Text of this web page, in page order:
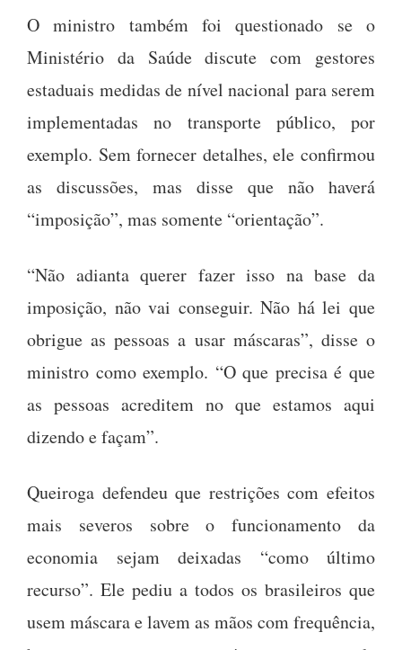
O ministro também foi questionado se o
Ministério da Saúde discute com gestores
estaduais medidas de nível nacional para serem
implementadas no transporte público, por
exemplo. Sem fornecer detalhes, ele confirmou
as discussões, mas disse que não haverá
“imposição”, mas somente “orientação”.
“Não adianta querer fazer isso na base da
imposição, não vai conseguir. Não há lei que
obrigue as pessoas a usar máscaras”, disse o
ministro como exemplo. “O que precisa é que
as pessoas acreditem no que estamos aqui
dizendo e façam”.
Queiroga defendeu que restrições com efeitos
mais severos sobre o funcionamento da
economia sejam deixadas “como último
recurso”. Ele pediu a todos os brasileiros que
usem máscara e lavem as mãos com frequência,